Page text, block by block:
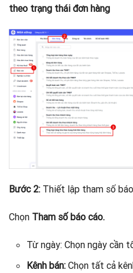
theo trạng thái đơn hàng
Bước 2: Thiết lập tham số
Chọn Tham số báo cáo.
Từ ngày: Chọn ngày cần
Kênh bán: Chọn tất cả